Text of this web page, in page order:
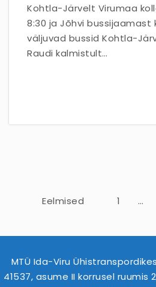
Kohtla-Järvelt Virumaa
8:30 ja Jõhvi bussijaamast
väljuvad bussid Kohtla-
Raudi kalmistult…
Posts
Eelmised 1 …
MTÜ Ida-Viru
41537, asume II korrusel ruumis